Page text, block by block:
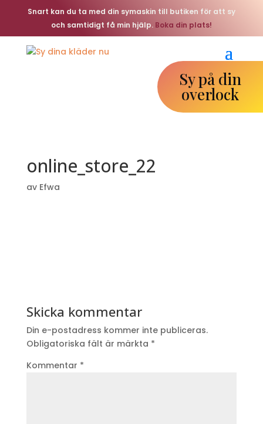
Snart kan du ta med din symaskin till butiken för att sy
och samtidigt få min hjälp. Boka din plats!
Sy på din
overlock
online_store_22
av Efwa
Skicka kommentar
Din e-postadress kommer inte publiceras.
Obligatoriska fält är märkta *
Kommentar *